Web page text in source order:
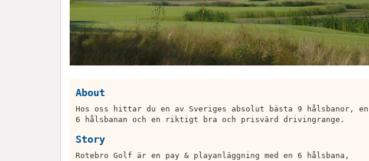
About
Hos oss hittar du en av Sveriges absolut bästa 9 hålsbanor, en
6 hålsbanan och en riktigt bra och prisvärd drivingrange.
Story
Rotebro Golf är en pay & playanläggning med en 6 hålsbana,